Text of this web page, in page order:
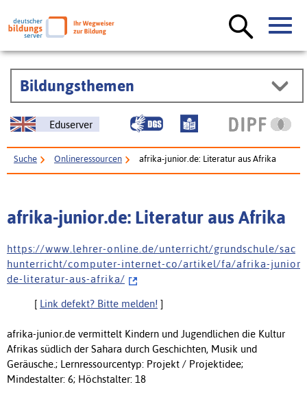
Bildungsthemen
Eduserver
Suche Onlineressourcen afrika-junior.de: Literatur aus Afrika
afrika-junior.de: Literatur aus Afrika
h t t p s : / / w w w . l e h r e r - o n l i n e . d e / u n t e r r i c h t / g r u n d s c h u l e / s a c
h u n t e r r i c h t / c o m p u t e r - i n t e r n e t - c o / a r t i k e l / f a / a f r i k a - j u n i o r
d e - l i t e r a t u r - a u s - a f r i k a /
[ Link defekt? Bitte melden! ]
afrika-junior.de vermittelt Kindern und Jugendlichen die Kultur
Afrikas südlich der Sahara durch Geschichten, Musik und
Geräusche.; Lernressourcentyp: Projekt / Projektidee;
Mindestalter: 6; Höchstalter: 18